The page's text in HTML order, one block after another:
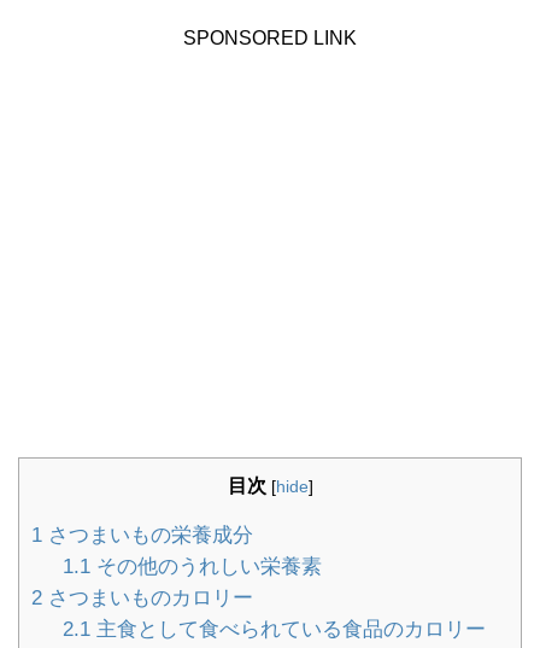
SPONSORED LINK
目次 [hide]
1 さつまいもの栄養成分
1.1その他のうれしい栄養素
2 さつまいものカロリー
2.1主食として食べられている食品のカロリー